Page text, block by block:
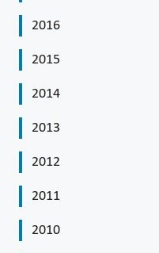
2016
2015
2014
2013
2012
2011
2010